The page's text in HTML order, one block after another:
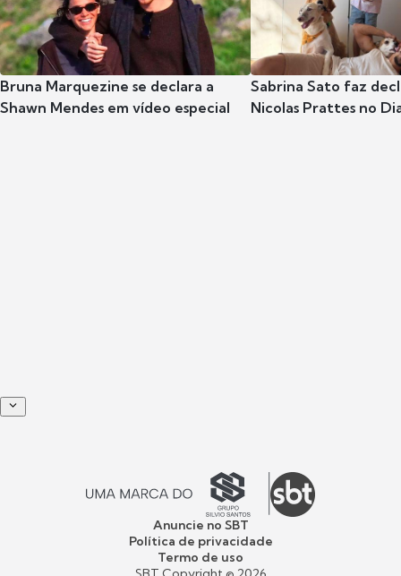
Bruna Marquezine se declara a
Shawn Mendes em vídeo especial
Sabrina Sato faz
Nicolas Prattes no
Anuncie no SBT
Política de privacidade
Termo de uso